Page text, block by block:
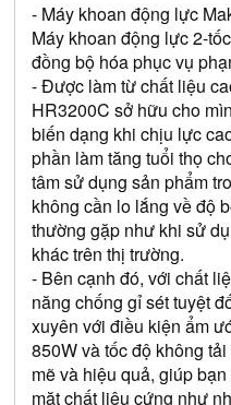
- Máy khoan động lực
Máy khoan động lực 2-
đồng bộ hóa phục vụ
- Được làm từ chất liệu
HR3200C sở hữu cho
biến dạng khi chịu lực
phần làm tăng tuổi thọ
tâm sử dụng sản phẩm
không cần lo lắng về độ
thường gặp như khi sử
khác trên thị trường.
- Bên cạnh đó, với chất
năng chống gỉ sét tuyệt
xuyên với điều kiện ẩm
850W và tốc độ không
mẽ và hiệu quả, giúp
mặt chất liệu cứng như